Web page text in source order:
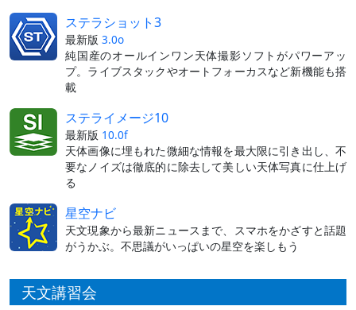
ステラショット3
最新版 3.0o
純国産のオールインワン天体撮影ソフトがパワーアッ
プ。ライブスタックやオートフォーカスなど新機能も搭
載
ステライメージ10
最新版 10.0f
天体画像に埋もれた微細な情報を最大限に引き出し、不
要なノイズは徹底的に除去して美しい天体写真に仕上げ
る
星空ナビ
天文現象から最新ニュースまで、スマホをかざすと話題
がうかぶ。不思議がいっぱいの星空を楽しもう
天文講習会